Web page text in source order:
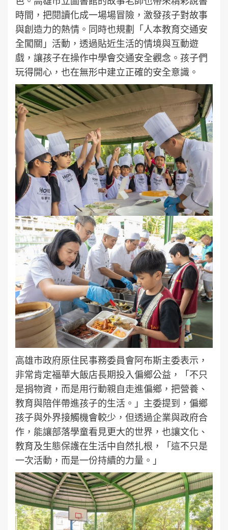
時間，把閱讀化成一場場冒險，激發孩子對故事
與創造力的熱情。同時也規劃「人本教育交通安
全闖關」活動，透過貼近生活的情境與互動遊
戲，讓孩子在操作中學會交通安全觀念。孩子們
玩得開心，也在無形中建立正確的安全意識。
高雄市政府原住民事務委員會阿布斯主委表示，
非常肯定福華大飯店長期投入偏鄉公益，「不只
是捐物資，而是用行動親自走進偏鄉，把營養、
教育與陪伴帶進孩子的生活。」主委提到，偏鄉
孩子與外界接觸機會較少，但透過企業與政府合
作，能讓部落學童看見更大的世界，也讓文化、
教育及生態保護在生活中自然扎根，「這不只是
一次活動，而是一份持續的力量。」